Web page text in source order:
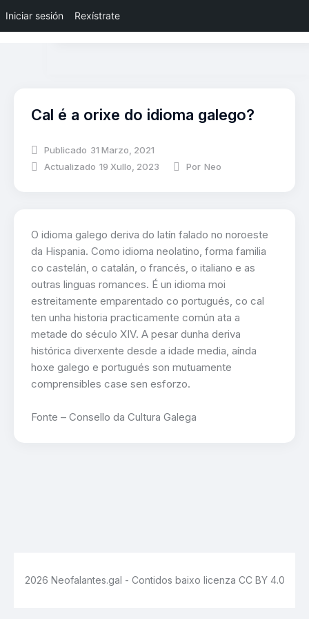
Iniciar sesión Rexístrate
Cal é a orixe do idioma galego?
Publicado 31 Marzo, 2021
Actualizado 19 Xullo, 2023 Por Neo
O idioma galego deriva do latín falado no noroeste
da Hispania. Como idioma neolatino, forma familia
co castelán, o catalán, o francés, o italiano e as
outras linguas romances. É un idioma moi
estreitamente emparentado co portugués, co cal
ten unha historia practicamente común ata a
metade do século XIV. A pesar dunha deriva
histórica diverxente desde a idade media, aínda
hoxe galego e portugués son mutuamente
comprensibles case sen esforzo.
Fonte – Consello da Cultura Galega
2026 Neofalantes.gal - Contidos baixo licenza CC BY 4.0